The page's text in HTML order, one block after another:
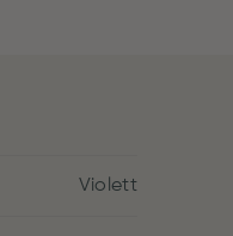
Violett